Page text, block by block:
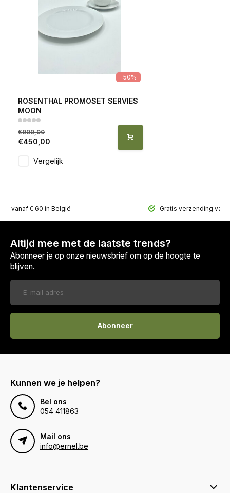
-50%
ROSENTHAL PROMOSET SERVIES
MOON
€900,00
€450,00
Vergelijk
vanaf € 60 in België Gratis verzending
Altijd mee met de laatste trends?
Abonneer je op onze nieuwsbrief om op de hoogte te
blijven.
Abonneer
Kunnen we je helpen?
Bel ons
054 411863
Mail ons
info@ernel.be
Klantenservice